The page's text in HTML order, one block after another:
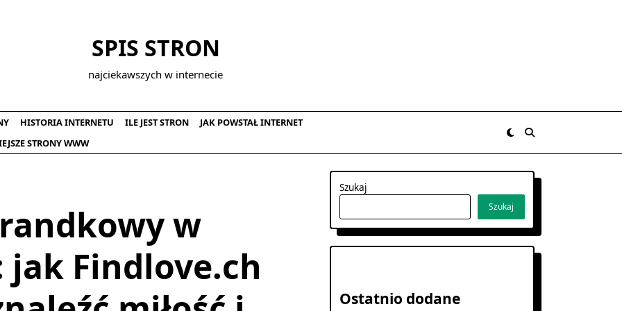
SPIS STRON
najciekawszych w internecie
HISTORIA INTERNETU ILE JEST STRON
JAK POWSTAŁ INTERNET
STRONY WWW
w
jak Findlove.ch
Szukaj
Szukaj
Ostatnio dodane